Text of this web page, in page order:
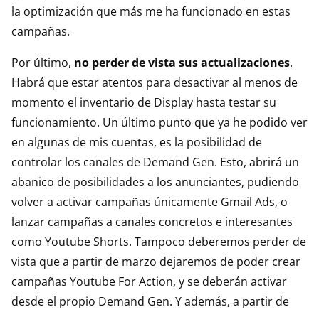
la optimización que más me ha funcionado en estas
campañas.
Por último, no perder de vista sus actualizaciones.
Habrá que estar atentos para desactivar al menos de
momento el inventario de Display hasta testar su
funcionamiento. Un último punto que ya he podido ver
en algunas de mis cuentas, es la posibilidad de
controlar los canales de Demand Gen. Esto, abrirá un
abanico de posibilidades a los anunciantes, pudiendo
volver a activar campañas únicamente Gmail Ads, o
lanzar campañas a canales concretos e interesantes
como Youtube Shorts. Tampoco deberemos perder de
vista que a partir de marzo dejaremos de poder crear
campañas Youtube For Action, y se deberán activar
desde el propio Demand Gen. Y además, a partir de